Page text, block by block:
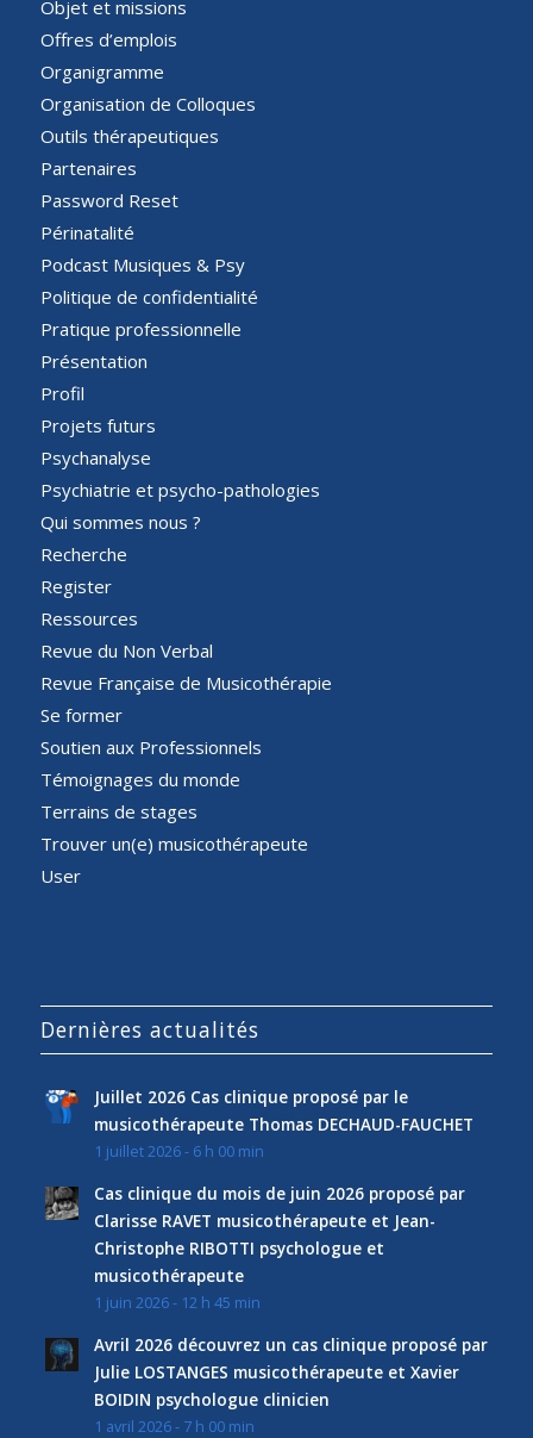
Objet et missions
Offres d’emplois
Organigramme
Organisation de Colloques
Outils thérapeutiques
Partenaires
Password Reset
Périnatalité
Podcast Musiques & Psy
Politique de confidentialité
Pratique professionnelle
Présentation
Profil
Projets futurs
Psychanalyse
Psychiatrie et psycho-pathologies
Qui sommes nous ?
Recherche
Register
Ressources
Revue du Non Verbal
Revue Française de Musicothérapie
Se former
Soutien aux Professionnels
Témoignages du monde
Terrains de stages
Trouver un(e) musicothérapeute
User
Dernières actualités
Juillet 2026 Cas clinique proposé par le
musicothérapeute Thomas DECHAUD-FAUCHET
1 juillet 2026 - 6 h 00 min
Cas clinique du mois de juin 2026 proposé par
Clarisse RAVET musicothérapeute et Jean-
Christophe RIBOTTI psychologue et
musicothérapeute
1 juin 2026 - 12 h 45 min
Avril 2026 découvrez un cas clinique proposé par
Julie LOSTANGES musicothérapeute et Xavier
BOIDIN psychologue clinicien
1 avril 2026 - 7 h 00 min